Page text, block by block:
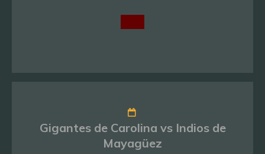
Gigantes de Carolina vs Indios de
Mayagüez